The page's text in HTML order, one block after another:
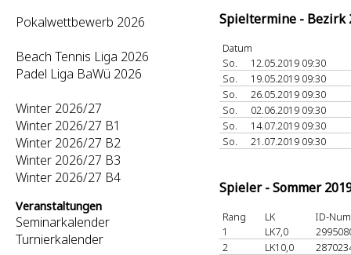
Pokalwettbewerb 2026
Beach Tennis Liga 2026
Padel Liga BaWü 2026
Winter 2026/27
Winter 2026/27 B1
Winter 2026/27 B2
Winter 2026/27 B3
Winter 2026/27 B4
Veranstaltungen
Seminarkalender
Turnierkalender
Spieltermine - Bezirk
Datum
So.
12.05.2019 09:30
So.
19.05.2019 09:30
So.
26.05.2019 09:30
So.
02.06.2019 09:30
So.
14.07.2019 09:30
So.
21.07.2019 09:30
Spieler - Sommer
Rang LK
ID-
1
LK7,0
2
LK10,0